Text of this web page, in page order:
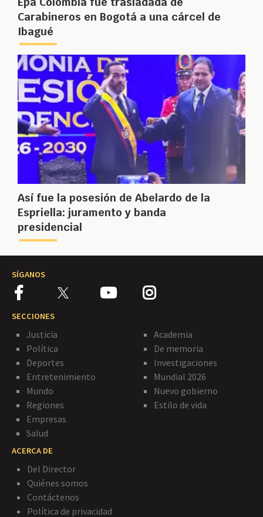
Carabineros en Bogotá a una cárcel de
Ibagué
Así fue la posesión de Abelardo de la
Espriella: juramento y banda
presidencial
SÍGANOS
SECCIONES
Justicia
Política
Deportes
Entretenimiento
Mundo
Regiones
Empresas
Salud
Academia
De memoria
Investigaciones
Mundial 2026
Nuevo gobierno
Estilo de vida
ACERCA DE
Del Director
Quiénes somos
Contáctenos
Política de privacidad